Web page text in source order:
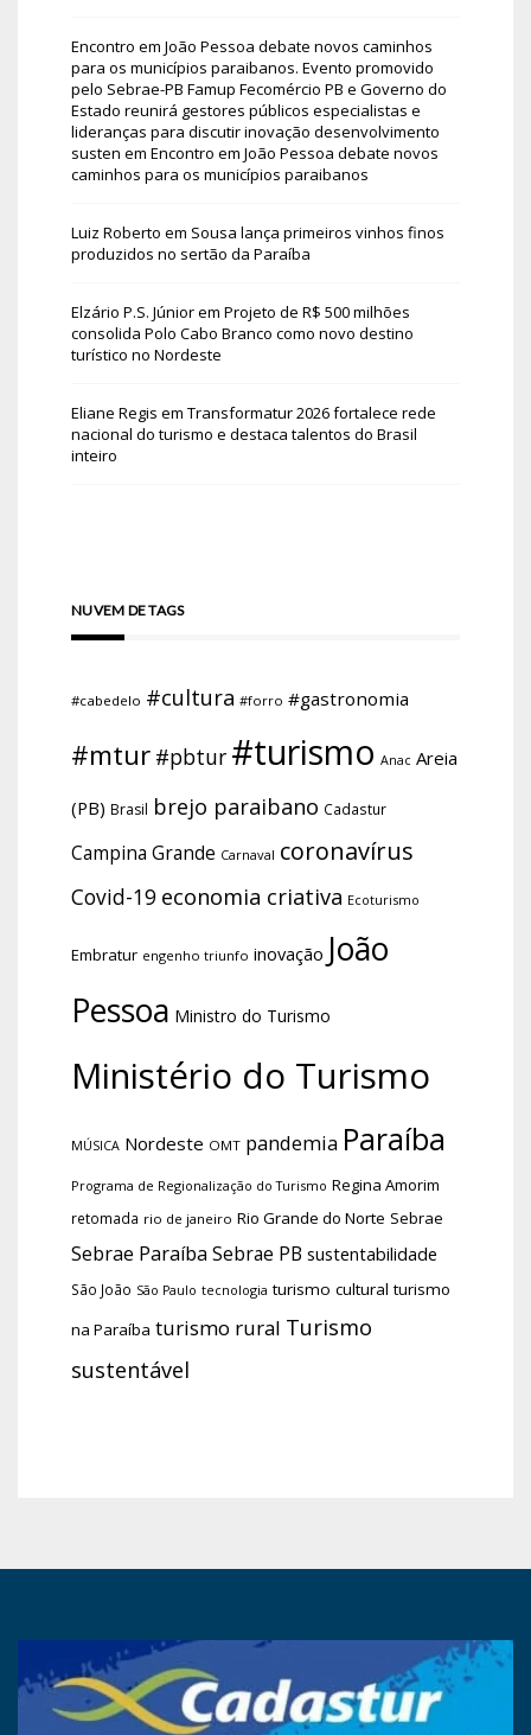
Encontro em João Pessoa debate novos caminhos
para os municípios paraibanos. Evento promovido
pelo Sebrae-PB Famup Fecomércio PB e Governo do
Estado reunirá gestores públicos especialistas e
lideranças para discutir inovação desenvolvimento
susten em Encontro em João Pessoa debate novos
caminhos para os municípios paraibanos
Luiz Roberto em Sousa lança primeiros vinhos finos
produzidos no sertão da Paraíba
Elzário P.S. Júniorem Projeto de R$ 500 milhões
consolida Polo Cabo Branco como novo destino
turístico no Nordeste
Eliane Regis em Transformatur 2026 fortalece rede
nacional do turismo e destaca talentos do Brasil
inteiro
NUVEM DE TAGS
#cabedelo #cultura #forro #gastronomia
#mtur #pbtur #turismo Anac Areia
(PB) Brasil brejo paraibano Cadastur
Campina Grande Carnaval coronavírus
Covid-19 economia criativa Ecoturismo
Embratur engenho triunfo inovação João
Pessoa Ministro do Turismo
Ministério do Turismo
MÚSICA Nordeste OMT pandemia Paraíba
Programa de Regionalização do Turismo Regina Amorim
retomada rio de janeiro Rio Grande do Norte Sebrae
Sebrae Paraíba Sebrae PB sustentabilidade
São João São Paulo tecnologia turismo cultural turismo
na Paraíba turismo rural Turismo
sustentável